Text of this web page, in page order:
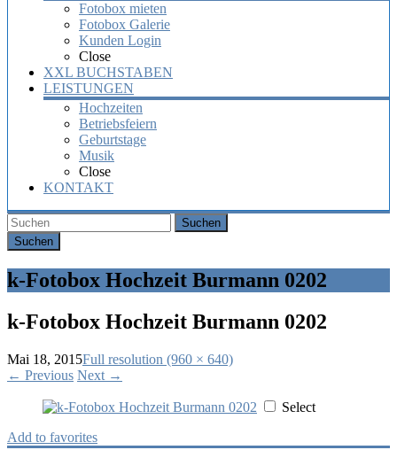
Fotobox mieten
Fotobox Galerie
Kunden Login
Close
XXL BUCHSTABEN
LEISTUNGEN
Hochzeiten
Betriebsfeiern
Geburtstage
Musik
Close
KONTAKT
Suchen
k-Fotobox Hochzeit Burmann 0202
k-Fotobox Hochzeit Burmann 0202
Mai 18, 2015Full resolution (960 × 640)
← Previous Next →
Select
Add to favorites